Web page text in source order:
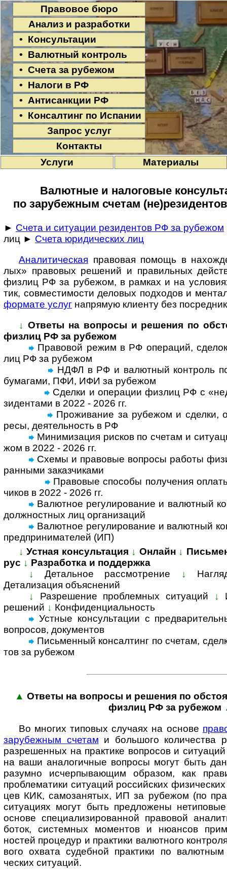
Правовое бюро
Анализ и разработки
• Консультации
• Валютный контроль
• Счета за рубежом
• Налоги в РФ
• Антисанкции РФ
• Консалтинг по Испании
Запрос услуг
Контакты
Услуги
Материалы
Валютные и налоговые
по зарубежным счетам
► Счета и ситуации резидентов РФ за рубежом
лиц ► Счета юридических лиц
Ана­ли­ти­че­с­кая пра­во­вая по­мощь в
лых» пра­во­вых ре­ше­ний и пра­ви­ль­ных
физ­лиц РФ за рубе­жом, в рам­ках и на
тик, сов­мес­ти­мо­сти дело­вых под­хо­дов и
фор­мате услуг на­пря­мую кли­енту без
↓ Ответы на вопросы и реше­ния по
физ­лиц РФ за рубежом
Правовой режим в РФ операций,
лиц РФ за рубе­жом
НДФЛ в РФ и валютный контроль
бума­гами, ПФИ, ИФИ за рубе­жом
Сделки и операции физ­лиц РФ с
зи­ден­тами в 2022 - 2026 гг.
Проживание за рубежом и сделки,
ресы, дея­тель­ность в РФ
Минимизация рисков по счетам и
жом в 2022 - 2026 гг.
Схемы и правовые вопросы работы
ран­ными заказ­чи­ками
Правовые способы полу­че­ния
чи­ков в 2022 - 2026 гг.
Валютное регулирование и валютный
долж­но­ст­ных лиц орга­ни­заций
Валютное регулирование и валютный
пред­при­ни­ма­те­лей (ИП)
↓ Устная консультация ↓ Онлайн ↓
рус ↓ Разработка и поддержка
↓
Детальное рассмотрение ↓
Детализация объяс­нений
↓
Разрешение проблемных ситуаций ↓
решений ↓ Конфиденциальность
Устные консультации с
воп­росов, доку­ментов
Письменный консал­тинг по счетам,
тов за ру­бе­жом
▲ Ответы на вопросы и реше­ния по
физ­лиц РФ за рубежом
Во многих типовых случаях на основе
зару­беж­ным счетам и боль­шого коли­чества
разре­шенных на прак­тике воп­ро­сов и
на ваши анало­гич­ные воп­росы могут быть
разумно исчер­пы­ва­ющим образом, как
пробле­матики ситу­аций рос­сий­ских
цев КИК, само­за­нятых, ИП за рубе­жом (по
ситу­ациях могут быть пред­ложены
основе специ­а­лизи­ро­ван­ной право­вой
боток, систем­ных момен­тов и нюан­сов
ностей проце­дур и прак­тики валют­ного
вого охвата судеб­ной прак­тики по
ческих ситуаций.